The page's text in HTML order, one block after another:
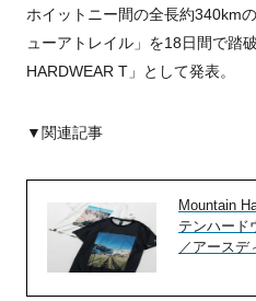
ホイットニー間の全長約340km
ューアトレイル」を18日間で踏
HARDWEAR T」として発表。
▼関連記事
Mountain
テンハード
／アースデ